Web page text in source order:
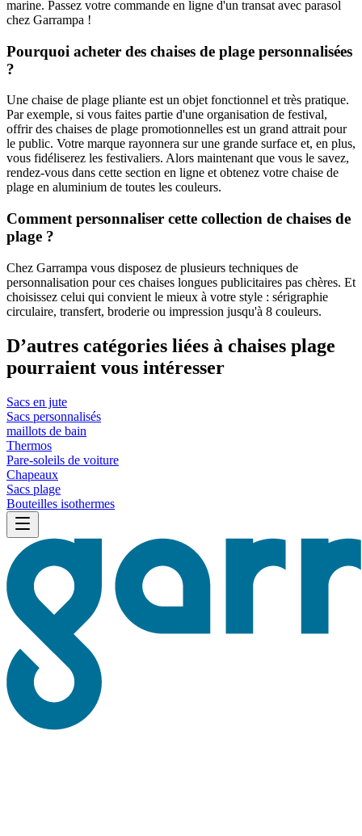
marine. Passez votre commande en ligne d'un transat avec parasol
chez Garrampa !
Pourquoi acheter des chaises de plage personnalisées
?
Une chaise de plage pliante est un objet fonctionnel et très pratique.
Par exemple, si vous faites partie d'une organisation de festival,
offrir des chaises de plage promotionnelles est un grand attrait pour
le public. Votre marque rayonnera sur une grande surface et, en plus,
vous fidéliserez les festivaliers. Alors maintenant que vous le savez,
rendez-vous dans cette section en ligne et obtenez votre chaise de
plage en aluminium de toutes les couleurs.
Comment personnaliser cette collection de chaises de
plage ?
Chez Garrampa vous disposez de plusieurs techniques de
personnalisation pour ces chaises longues publicitaires pas chères. Et
choisissez celui qui convient le mieux à votre style : sérigraphie
circulaire, transfert, broderie ou impression jusqu'à 8 couleurs.
D’autres catégories liées à chaises plage
pourraient vous intéresser
Sacs en jute
Sacs personnalisés
maillots de bain
Thermos
Pare-soleils de voiture
Chapeaux
Sacs plage
Bouteilles isothermes